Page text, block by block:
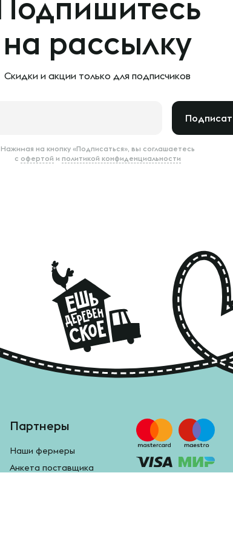
Подпишитесь
на рассылку
Скидки и акции только для подписчиков
Нажимая на кнопку «Подписаться», вы соглашаетесь
с офертой и политикой конфиденциальности
Партнеры
Наши фермеры
Анкета поставщика